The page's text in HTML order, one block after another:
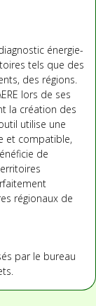
énergie-
tels que des
des régions.
lors de ses
la création des
utilise une
et compatible,
de
régionaux de
par le bureau